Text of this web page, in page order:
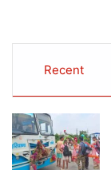
Recent